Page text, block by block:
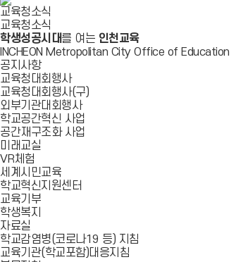
교육청소식
교육청소식
학생성공시대를 여는 인천교육
INCHEON Metropolitan City Office of Education
공지사항
교육청대회행사
교육청대회행사(구)
외부기관대회행사
학교공간혁신 사업
공간재구조화 사업
미래교실
VR체험
세계시민교육
학교혁신지원센터
교육기부
학생복지
자료실
학교감염병(코로나19 등) 지침
교육기관(학교포함)대응지침